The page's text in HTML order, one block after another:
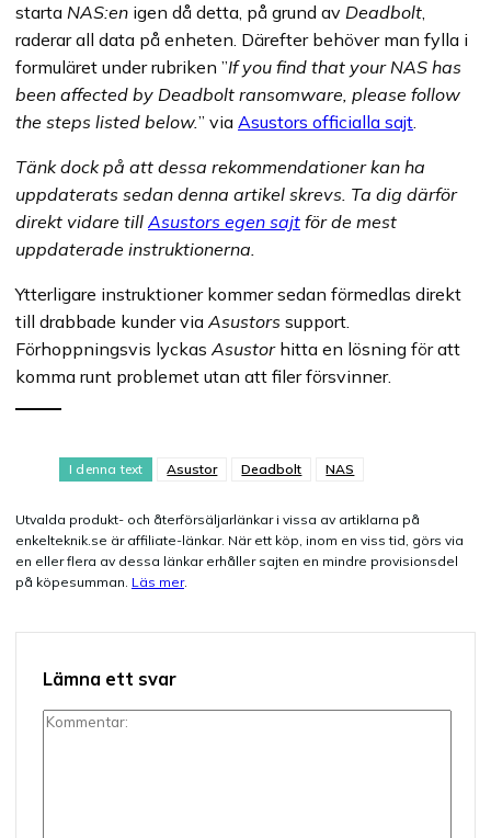
starta NAS:en igen då detta, på grund av Deadbolt,
raderar all data på enheten. Därefter behöver man fylla i
formuläret under rubriken ”If you find that your NAS has
been affected by Deadbolt ransomware, please follow
the steps listed below.” via Asustors officialla sajt.
Tänk dock på att dessa rekommendationer kan ha
uppdaterats sedan denna artikel skrevs. Ta dig därför
direkt vidare tillAsustors egen sajt för de mest
uppdaterade instruktionerna.
Ytterligare instruktioner kommer sedan förmedlas direkt
till drabbade kunder viaAsustors support.
Förhoppningsvis lyckasAsustorhitta en lösning för att
komma runt problemet utan att filer försvinner.
I denna text Asustor Deadbolt NAS
Utvalda produkt- och återförsäljarlänkar i vissa av artiklarna på
enkelteknik.se är affiliate-länkar. När ett köp, inom en viss tid, görs via
en eller flera av dessa länkar erhåller sajten en mindre provisionsdel
på köpesumman. Läs mer.
Lämna ett svar